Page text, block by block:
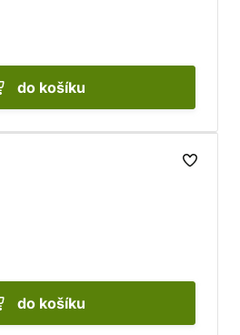
do košíku
do košíku